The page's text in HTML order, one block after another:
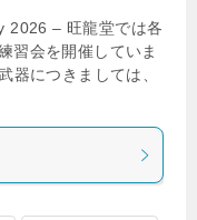
2026 – 旺龍堂では各
習会を開催していま
器につきましては、